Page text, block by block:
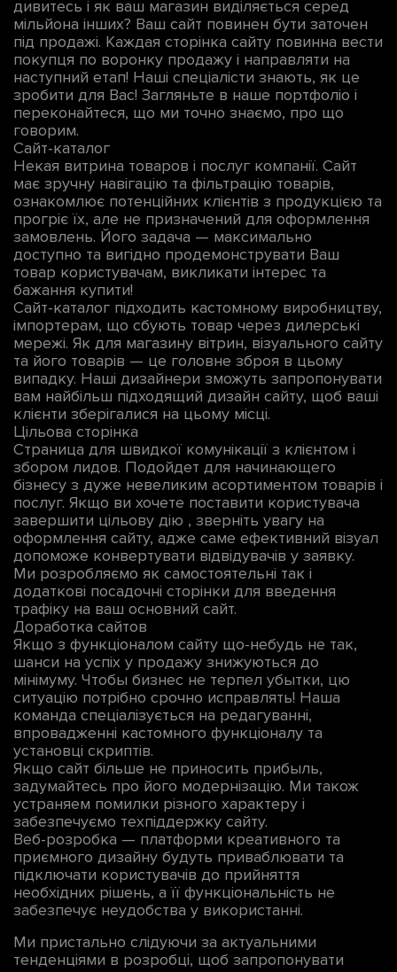
дивитесь і як ваш магазин виділяється серед
мільйона інших? Ваш сайт повинен бути заточен
під продажі. Каждая сторінка сайту повинна вести
покупця по воронку продажу і направляти на
наступний етап! Наші спеціалісти знають, як це
зробити для Вас! Загляньте в наше портфоліо і
переконайтеся, що ми точно знаємо, про що
говорим.
Сайт-каталог
Некая витрина товаров і послуг компанії. Сайт
має зручну навігацію та фільтрацію товарів,
ознакомлює потенційних клієнтів з продукцією та
прогріє їх, але не призначений для оформлення
замовлень. Його задача — максимально
доступно та вигідно продемонструвати Ваш
товар користувачам, викликати інтерес та
бажання купити!
Сайт-каталог підходить кастомному виробництву,
імпортерам, що сбують товар через дилерські
мережі. Як для магазину вітрин, візуального сайту
та його товарів — це головне зброя в цьому
випадку. Наші дизайнери зможуть запропонувати
вам найбільш підходящий дизайн сайту, щоб ваші
клієнти зберігалися на цьому місці.
Цільова сторінка
Страница для швидкої комунікації з клієнтом і
збором лидов. Подойдет для начинающего
бізнесу з дуже невеликим асортиментом товарів і
послуг. Якщо ви хочете поставити користувача
завершити цільову дію , зверніть увагу на
оформлення сайту, адже саме ефективний візуал
допоможе конвертувати відвідувачів у заявку.
Ми розробляємо як самостоятельні так і
додаткові посадочні сторінки для введення
трафіку на ваш основний сайт.
Доработка сайтов
Якщо з функціоналом сайту що-небудь не так,
шанси на успіх у продажу знижуються до
мінімуму. Чтобы бизнес не терпел убытки, цю
ситуацію потрібно срочно исправлять! Наша
команда спеціалізується на редагуванні,
впровадженні кастомного функціоналу та
установці скриптів.
Якщо сайт більше не приносить прибыль,
задумайтесь про його модернізацію. Ми також
устраняем помилки різного характеру і
забезпечуємо техпіддержку сайту.
Веб-розробка — платформи креативного та
приємного дизайну будуть приваблювати та
підключати користувачів до прийняття
необхідних рішень, а її функціональність не
забезпечує неудобства у використанні.
Ми пристально слідуючи за актуальними
тенденціями в розробці, щоб запропонувати